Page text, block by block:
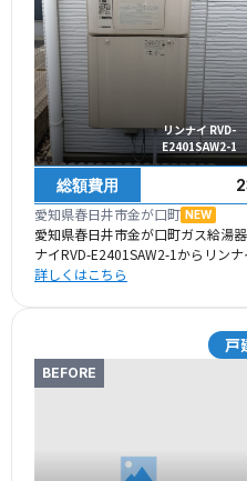
リンナイ RVD-
E2401SAW2-1
総額費用
愛知県春日井市金が口町 NEW
愛知県春日井市金が口町ガス給湯
ナイRVD-E2401SAW2-1からリン
詳しくはこちら
戸
BEFORE